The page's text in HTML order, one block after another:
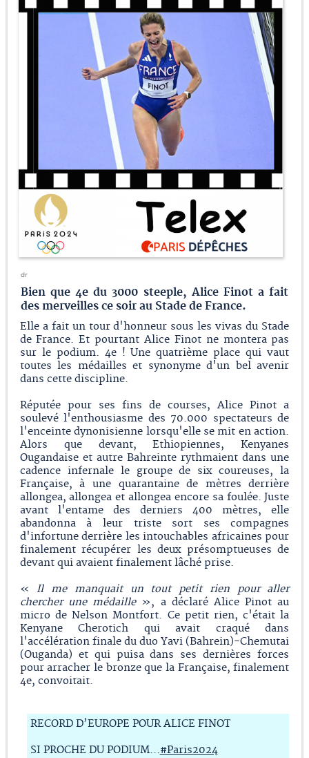
dr
Bien que 4e du 3000 steeple, Alice Finot a fait
des merveilles ce soir au Stade de France.
Elle a fait un tour d'honneur sous les vivas du Stade
de France. Et pourtant Alice Finot ne montera pas
sur le podium. 4e ! Une quatrième place qui vaut
toutes les médailles et synonyme d'un bel avenir
dans cette discipline.
Réputée pour ses fins de courses, Alice Pinot a
soulevé l'enthousiasme des 70.000 spectateurs de
l'enceinte dynonisienne lorsqu'elle se mit en action.
Alors que devant, Ethiopiennes, Kenyanes
Ougandaise et autre Bahreinte rythmaient dans une
cadence infernale le groupe de six coureuses, la
Française, à une quarantaine de mètres derrière
allongea, allongea et allongea encore sa foulée. Juste
avant l'entame des derniers 400 mètres, elle
abandonna à leur triste sort ses compagnes
d'infortune derrière les intouchables africaines pour
finalement récupérer les deux présomptueuses de
devant qui avaient finalement lâché prise.
«Il me manquait un tout petit rien pour aller
chercher une médaille», a déclaré Alice Pinot au
micro de Nelson Montfort. Ce petit rien, c'était la
Kenyane Cherotich qui avait craqué dans
l'accélération finale du duo Yavi (Bahrein)-Chemutai
(Ouganda) et qui puisa dans ses dernières forces
pour arracher le bronze que la Française, finalement
4e, convoitait.
RECORD D’EUROPE POUR ALICE FINOT
SI PROCHE DU PODIUM…#Paris2024